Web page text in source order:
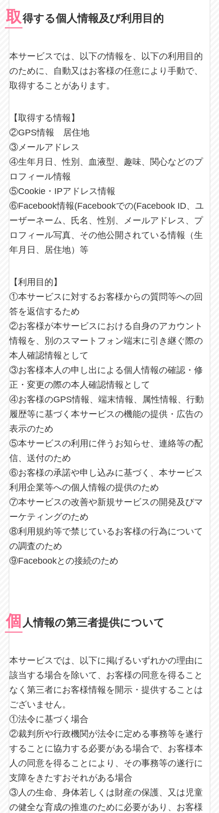
取得する個人情報及び利用目的
本サービスでは、以下の情報を、以下の利用目的
のために、自動又はお客様の任意により手動で、
取得することがあります。
【取得する情報】
②GPS情報 居住地
③メールアドレス
④生年月日、性別、血液型、趣味、関心などのプ
ロフィール情報
⑤Cookie・IPアドレス情報
⑥Facebook情報(Facebookでの(Facebook ID、ユ
ーザーネーム、氏名、性別、メールアドレス、プ
ロフィール写真、その他公開されている情報（生
年月日、居住地）等
【利用目的】
①本サービスに対するお客様からの質問等への回
答を返信するため
②お客様が本サービスにおける自身のアカウント
情報を、別のスマートフォン端末に引き継ぐ際の
本人確認情報として
③お客様本人の申し出による個人情報の確認・修
正・変更の際の本人確認情報として
④お客様のGPS情報、端末情報、属性情報、行動
履歴等に基づく本サービスの機能の提供・広告の
表示のため
⑤本サービスの利用に伴うお知らせ、連絡等の配
信、送付のため
⑥お客様の承諾や申し込みに基づく、本サービス
利用企業等への個人情報の提供のため
⑦本サービスの改善や新規サービスの開発及びマ
ーケティングのため
⑧利用規約等で禁じているお客様の行為について
の調査のため
⑨Facebookとの接続のため
個 人情報の第三者提供について
本サービスでは、以下に掲げるいずれかの理由に
該当する場合を除いて、お客様の同意を得ること
なく第三者にお客様情報を開示・提供することは
ございません。
①法令に基づく場合
②裁判所や行政機関が法令に定める事務等を遂行
することに協力する必要がある場合で、お客様本
人の同意を得ることにより、その事務等の遂行に
支障をきたすおそれがある場合
③人の生命、身体若しくは財産の保護、又は児童
の健全な育成の推進のために必要があり、お客様